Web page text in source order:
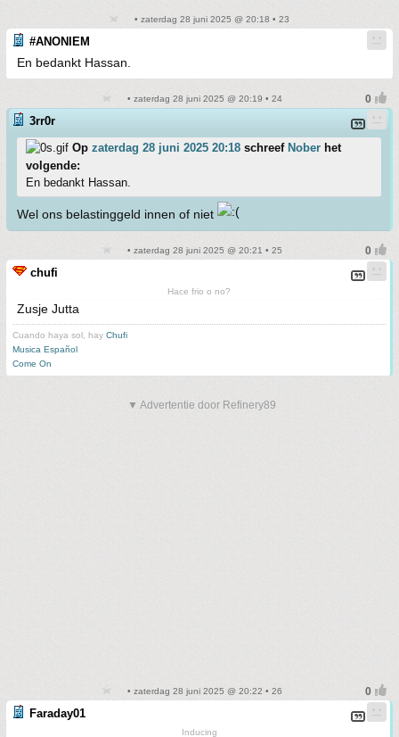
• zaterdag 28 juni 2025 @ 20:18 • 23
#ANONIEM
En bedankt Hassan.
• zaterdag 28 juni 2025 @ 20:19 • 24
3rr0r
Op zaterdag 28 juni 2025 20:18 schreef Nober het
volgende:
En bedankt Hassan.
Wel ons belastinggeld innen of niet
• zaterdag 28 juni 2025 @ 20:21 • 25
chufi
Hace frio o no?
Zusje Jutta
Cuando haya sol, hay Chufi
Musica Español
Come On
▼ Advertentie door Refinery89
• zaterdag 28 juni 2025 @ 20:22 • 26
Faraday01
Inducing